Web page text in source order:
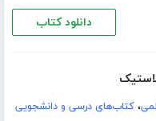
دانلود کتاب
،کتاب‌های درسی و دانشجویی